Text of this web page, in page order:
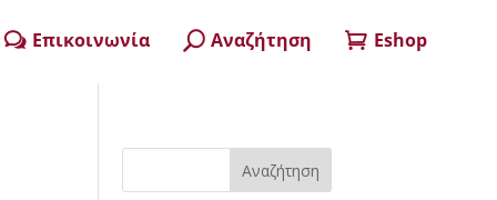
w Επικοινωνία U Αναζήτηση  Eshop
Αναζήτηση